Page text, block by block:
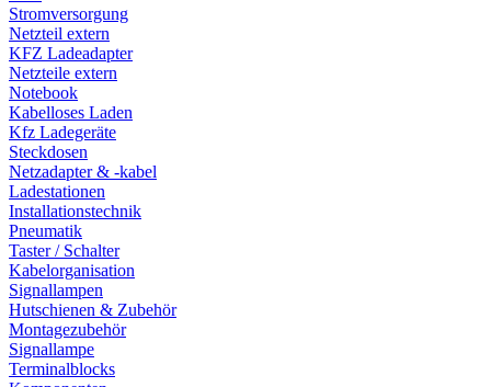
Stromversorgung
Netzteil extern
KFZ Ladeadapter
Netzteile extern
Notebook
Kabelloses Laden
Kfz Ladegeräte
Steckdosen
Netzadapter & -kabel
Ladestationen
Installationstechnik
Pneumatik
Taster / Schalter
Kabelorganisation
Signallampen
Hutschienen & Zubehör
Montagezubehör
Signallampe
Terminalblocks